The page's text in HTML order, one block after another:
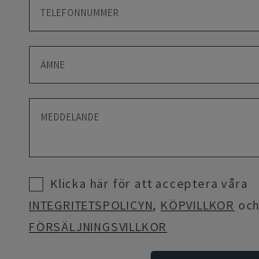
Klicka här för att acceptera våra
INTEGRITETSPOLICYN, KÖPVILLKOR och
FÖRSÄLJNINGSVILLKOR